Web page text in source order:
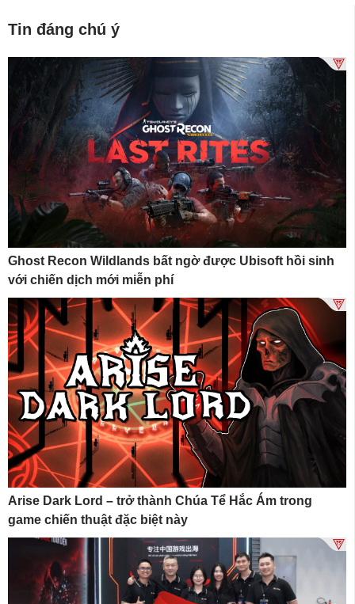
Tin đáng chú ý
Ghost Recon Wildlands bất ngờ được Ubisoft hồi sinh
với chiến dịch mới miễn phí
Arise Dark Lord – trở thành Chúa Tể Hắc Ám trong
game chiến thuật đặc biệt này